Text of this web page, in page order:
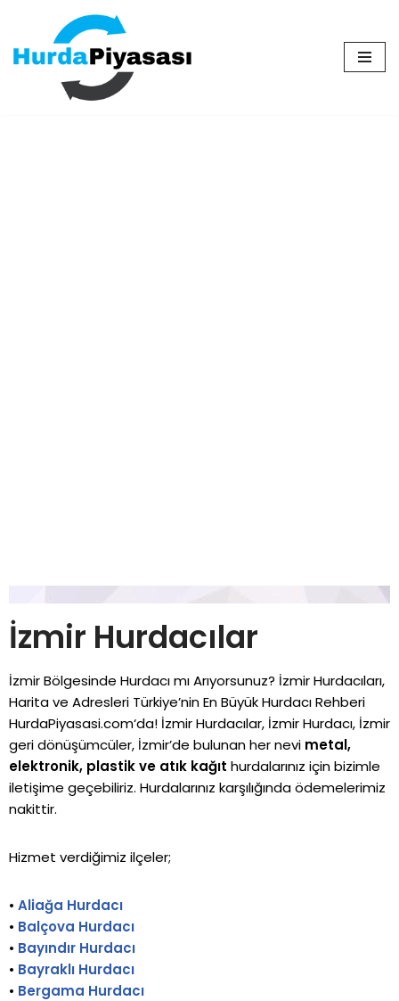
İçeriğe
geç
İzmir Hurdacılar
İzmir Bölgesinde Hurdacı mı Arıyorsunuz? İzmir Hurdacıları,
Harita ve Adresleri Türkiye’nin En Büyük Hurdacı Rehberi
HurdaPiyasasi.com‘da! İzmir Hurdacılar, İzmir Hurdacı, İzmir
geri dönüşümcüler, İzmir’de bulunan her nevi metal,
elektronik, plastik ve atık kağıt hurdalarınız için bizimle
iletişime geçebiliriz. Hurdalarınız karşılığında ödemelerimiz
nakittir.
Hizmet verdiğimiz ilçeler;
• Aliağa Hurdacı
• Balçova Hurdacı
• Bayındır Hurdacı
• Bayraklı Hurdacı
• Bergama Hurdacı